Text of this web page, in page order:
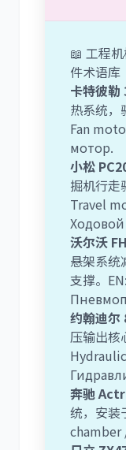
📖 工程
件术语库
卡特彼勒
热系统，
Fan
мотор.
小松
掘机行走
Travel
沃尔沃
悬架系统
支撑。
约翰迪尔
压输出核
奔驰
统，安装
chamber